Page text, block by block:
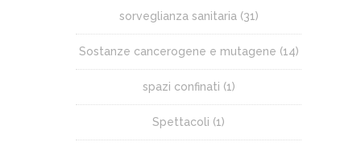
sorveglianza sanitaria (31)
Sostanze cancerogene e mutagene (14)
spazi confinati (1)
Spettacoli (1)